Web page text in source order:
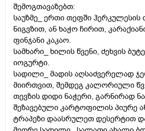
შემოგთავაზებთ:
საუზმე_ ერთი თეფში
ნიგვზით, ან ხაჭო ჩირით,
ფინჯანი კაკაო.
სამხარი_ ხილის წვენი, ძეხვის
იოგურტი.
სადილი_ მადის აღსაძვერელად
მიირთვით, შემდეგ კალორიული
თევზის დიდი ნაჭერი, გარნირად
შეზავებული კარტოფილის პიურე
ტრაპეზი დაასრულეთ დესერტით